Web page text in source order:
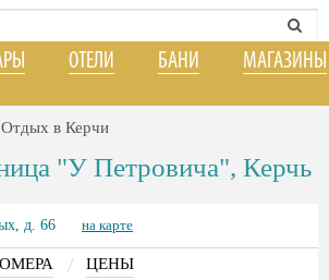
ОТЕЛИ БАНИ МАГАЗИНЫ
Отдых в Керчи
"У Петровича", Керчь
д. 66 на карте
/ ЦЕНЫ